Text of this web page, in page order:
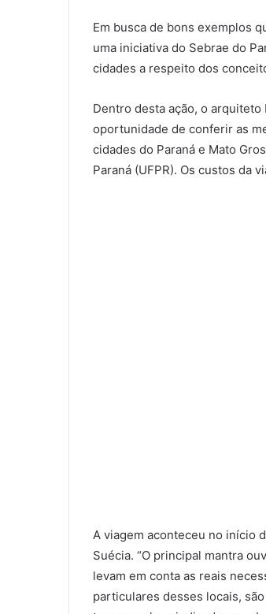
Em busca de bons exemplos
uma iniciativa do Sebrae do
cidades a respeito dos
Dentro desta ação, o
oportunidade de conferir as
cidades do Paraná e Mato
Paraná (UFPR). Os custos da
A viagem aconteceu no início
Suécia. “O principal mantra
levam em conta as reais
particulares desses locais,